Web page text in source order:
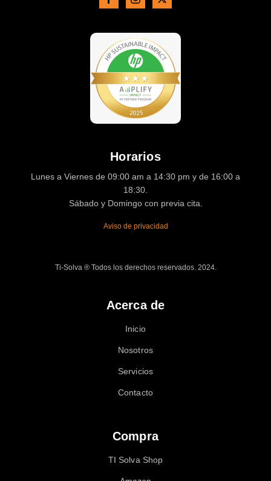
Horarios
Lunes a Viernes de 09:00 am a 14:30 pm y de 16:00 a
18:30.
Sábado y Domingo con previa cita.
Aviso de privacidad
Ti-Solva ® Todos los derechos reservados. 2024.
Acerca de
Inicio
Nosotros
Servicios
Contacto
Compra
TI Solva Shop